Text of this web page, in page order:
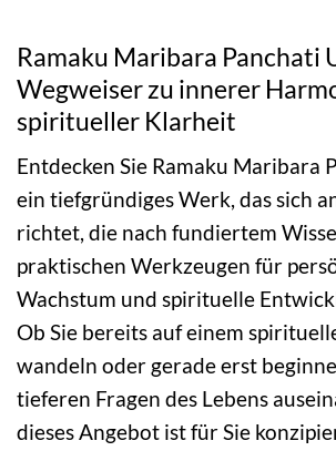
Ramaku Maribara Panchati
Wegweiser zu innerer
spiritueller Klarheit
Entdecken Sie Ramaku Maribara
ein tiefgründiges Werk, das sich
richtet, die nach fundiertem
praktischen Werkzeugen für
Wachstum und spirituelle
Ob Sie bereits auf einem
wandeln oder gerade erst
tieferen Fragen des Lebens
dieses Angebot ist für Sie